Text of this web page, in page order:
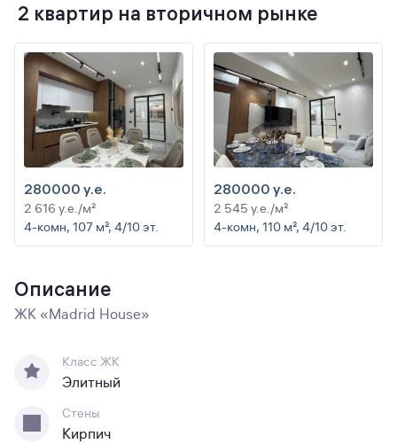
2 квартир на вторичном рынке
280000 y.e.
2 616 y.e./м²
4-комн, 107 м², 4/10 эт.
280000 y.e.
2 545 y.e./м²
4-комн, 110 м², 4/10 эт.
Описание
ЖК «Madrid House»
Класс ЖК
Элитный
Стены
Кирпич